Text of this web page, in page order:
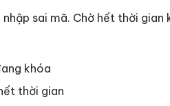
sai mã. Chờ hết thời gian
khóa
thời gian